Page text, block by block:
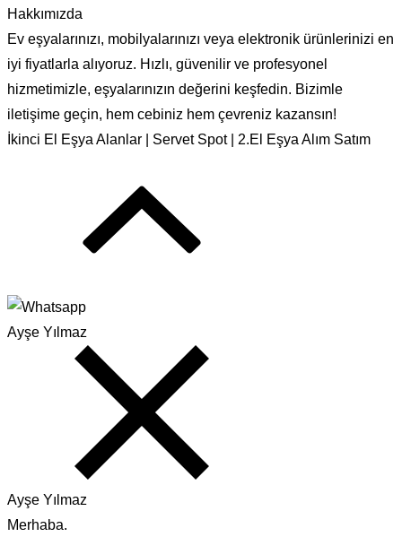
Hakkımızda
Ev eşyalarınızı, mobilyalarınızı veya elektronik ürünlerinizi en
iyi fiyatlarla alıyoruz. Hızlı, güvenilir ve profesyonel
hizmetimizle, eşyalarınızın değerini keşfedin. Bizimle
iletişime geçin, hem cebiniz hem çevreniz kazansın!
İkinci El Eşya Alanlar | Servet Spot | 2.El Eşya Alım Satım
Ayşe Yılmaz
Ayşe Yılmaz
Merhaba.